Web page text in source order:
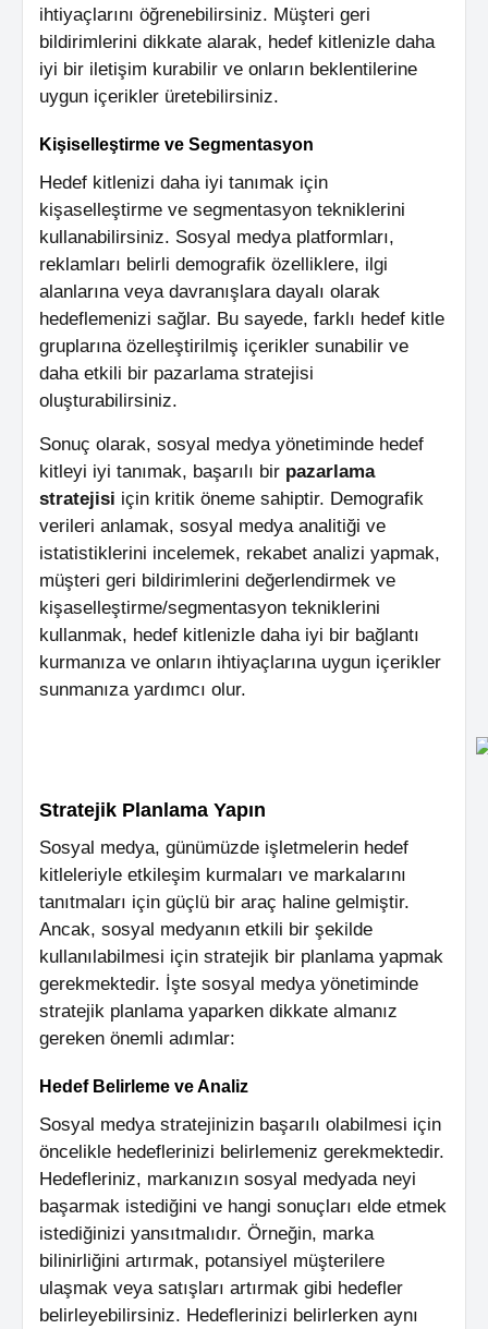
ihtiyaçlarını öğrenebilirsiniz. Müşteri geri
bildirimlerini dikkate alarak, hedef kitlenizle daha
iyi bir iletişim kurabilir ve onların beklentilerine
uygun içerikler üretebilirsiniz.
Kişiselleştirme ve Segmentasyon
Hedef kitlenizi daha iyi tanımak için
kişaselleştirme ve segmentasyon tekniklerini
kullanabilirsiniz. Sosyal medya platformları,
reklamları belirli demografik özelliklere, ilgi
alanlarına veya davranışlara dayalı olarak
hedeflemenizi sağlar. Bu sayede, farklı hedef kitle
gruplarına özelleştirilmiş içerikler sunabilir ve
daha etkili bir pazarlama stratejisi
oluşturabilirsiniz.
Sonuç olarak, sosyal medya yönetiminde hedef
kitleyi iyi tanımak, başarılı bir pazarlama
stratejisi için kritik öneme sahiptir. Demografik
verileri anlamak, sosyal medya analitiği ve
istatistiklerini incelemek, rekabet analizi yapmak,
müşteri geri bildirimlerini değerlendirmek ve
kişaselleştirme/segmentasyon tekniklerini
kullanmak, hedef kitlenizle daha iyi bir bağlantı
kurmanıza ve onların ihtiyaçlarına uygun içerikler
sunmanıza yardımcı olur.
Stratejik Planlama Yapın
Sosyal medya, günümüzde işletmelerin hedef
kitleleriyle etkileşim kurmaları ve markalarını
tanıtmaları için güçlü bir araç haline gelmiştir.
Ancak, sosyal medyanın etkili bir şekilde
kullanılabilmesi için stratejik bir planlama yapmak
gerekmektedir. İşte sosyal medya yönetiminde
stratejik planlama yaparken dikkate almanız
gereken önemli adımlar:
Hedef Belirleme ve Analiz
Sosyal medya stratejinizin başarılı olabilmesi için
öncelikle hedeflerinizi belirlemeniz gerekmektedir.
Hedefleriniz, markanızın sosyal medyada neyi
başarmak istediğini ve hangi sonuçları elde etmek
istediğinizi yansıtmalıdır. Örneğin, marka
bilinirliğini artırmak, potansiyel müşterilere
ulaşmak veya satışları artırmak gibi hedefler
belirleyebilirsiniz. Hedeflerinizi belirlerken aynı